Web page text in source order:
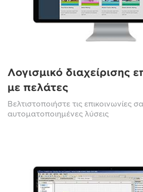
Λογισμικό διαχείρισης
με πελάτες
Βελτιστοποιήστε τις επικοινωνίες
αυτοματοποιημένες λύσεις